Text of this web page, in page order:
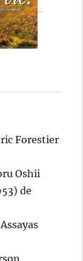
Forestier
Oshii
de